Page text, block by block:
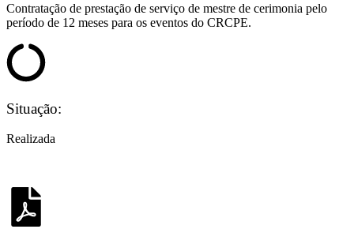
Contratação de prestação de serviço de mestre de cerimonia pelo
período de 12 meses para os eventos do CRCPE.
Situação:
Realizada